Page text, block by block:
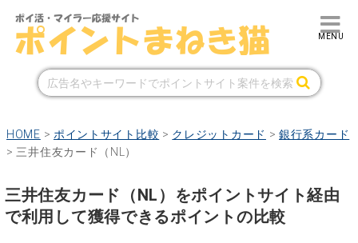
HOME > ポイントサイト比較 > クレジットカード >銀行系カード
> 三井住友カード（NL）
三井住友カード（NL）をポイントサイト経由
で利用して獲得できるポイントの比較